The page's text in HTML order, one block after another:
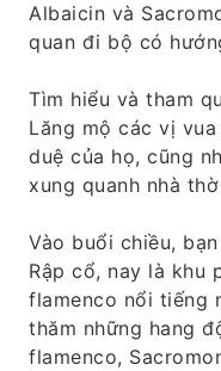
Albaicin và
quan đi bộ có
Tìm hiểu và tham
Lăng mộ các vị
duệ của họ, cũng
xung quanh nhà
Vào buổi chiều,
Rập cổ, nay là khu
flamenco nổi tiếng
thăm những hang
flamenco,